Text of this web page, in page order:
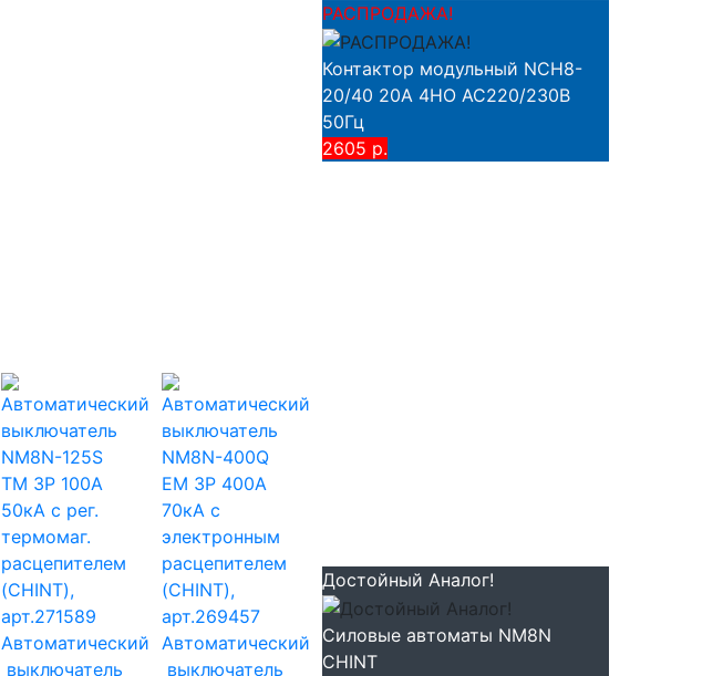
РАСПРОДАЖА!
Контактор модульный NCH8-
20/40 20A 4НО AC220/230В
50Гц
2605 р.
Автоматический
выключатель
Автоматический
выключатель
Достойный Аналог!
Силовые автоматы NM8N
CHINT